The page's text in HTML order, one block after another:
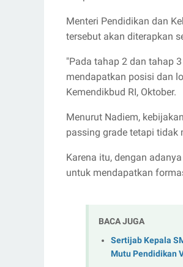
Menteri Pendidikan dan
tersebut akan diterapkan
"Pada tahap 2 dan tahap
mendapatkan posisi dan
Kemendikbud RI, Oktober.
Menurut Nadiem,
passing grade tetapi tidak
Karena itu, dengan
untuk mendapatkan
BACA JUGA
Sertijab Kepala
Mutu Pendidikan